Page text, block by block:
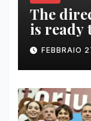
The
is ready
FEBBRAIO